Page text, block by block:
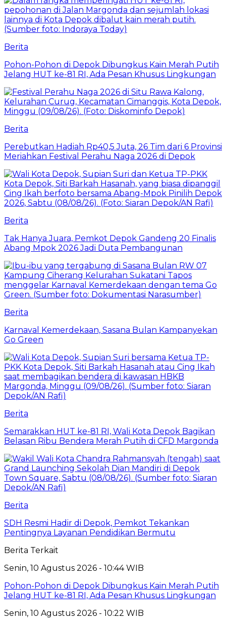
Berita
Pohon-Pohon di Depok Dibungkus Kain Merah Putih
Jelang HUT ke-81 RI, Ada Pesan Khusus Lingkungan
Berita
Perebutkan Hadiah Rp40,5 Juta, 26 Tim dari 6 Provinsi
Meriahkan Festival Perahu Naga 2026 di Depok
Berita
Tak Hanya Juara, Pemkot Depok Gandeng 20 Finalis
Abang Mpok 2026 Jadi Duta Pembangunan
Berita
Karnaval Kemerdekaan, Sasana Bulan Kampanyekan
Go Green
Berita
Semarakkan HUT ke-81 RI, Wali Kota Depok Bagikan
Belasan Ribu Bendera Merah Putih di CFD Margonda
Berita
SDH Resmi Hadir di Depok, Pemkot Tekankan
Pentingnya Layanan Pendidikan Bermutu
Berita Terkait
Senin, 10 Agustus 2026 - 10:44 WIB
Pohon-Pohon di Depok Dibungkus Kain Merah Putih
Jelang HUT ke-81 RI, Ada Pesan Khusus Lingkungan
Senin, 10 Agustus 2026 - 10:22 WIB